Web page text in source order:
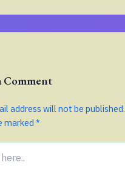
Comment
address will not be published.
marked*